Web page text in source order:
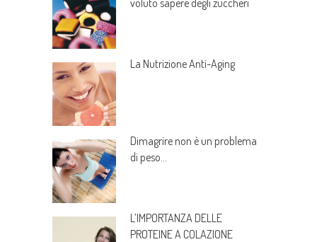
La Nutrizione Anti-Aging
Dimagrire non è un problema
di peso…
L’IMPORTANZA DELLE
PROTEINE A COLAZIONE